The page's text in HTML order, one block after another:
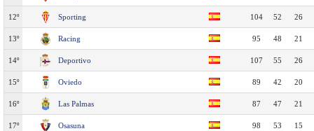
12º Sporting 104 52 26
13º Racing 95 48 21
14º Deportivo 107 55 26
15º Oviedo 89 42 20
16º Las Palmas 87 47 21
17º Osasuna 98 53 15